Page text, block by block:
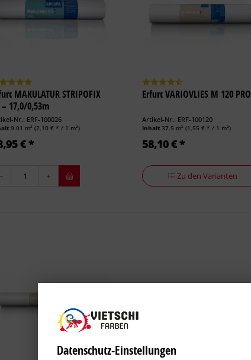
MAKULATUR STRIPOFIX
– 17,0/0,53m
Nr.: ERF-100026
9.01 m²(2,10 € * / 1 m²)
€ *
Erfurt VARIOVLIES M 120 PRO
Artikel-Nr.: ERF-100120
Inhalt37.5 m²(1,55 € * / 1 m²)
58,10 € *
Zu den Varianten
Datenschutz-Einstellungen